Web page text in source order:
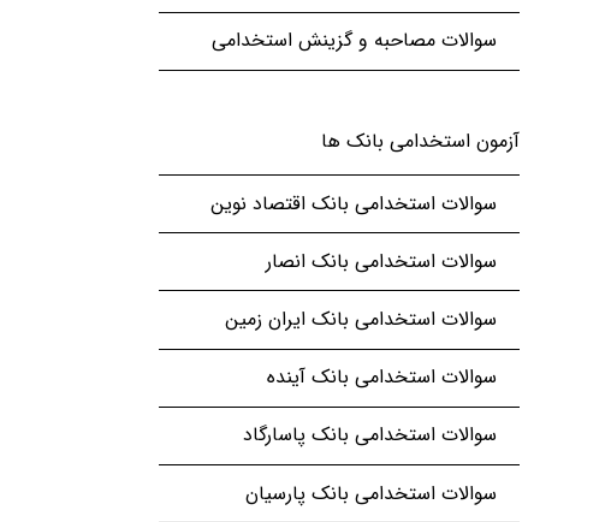
سوالات مصاحبه و گزینش استخدامی
آزمون استخدامی بانک ها
سوالات استخدامی بانک اقتصاد نوین
سوالات استخدامی بانک انصار
سوالات استخدامی بانک ایران زمین
سوالات استخدامی بانک آینده
سوالات استخدامی بانک پاسارگاد
سوالات استخدامی بانک پارسیان